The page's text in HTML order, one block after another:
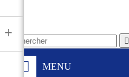

MENU
+